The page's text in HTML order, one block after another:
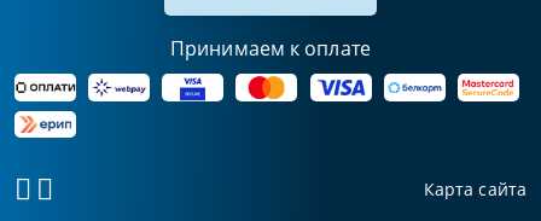
Принимаем к оплате
Карта сайта